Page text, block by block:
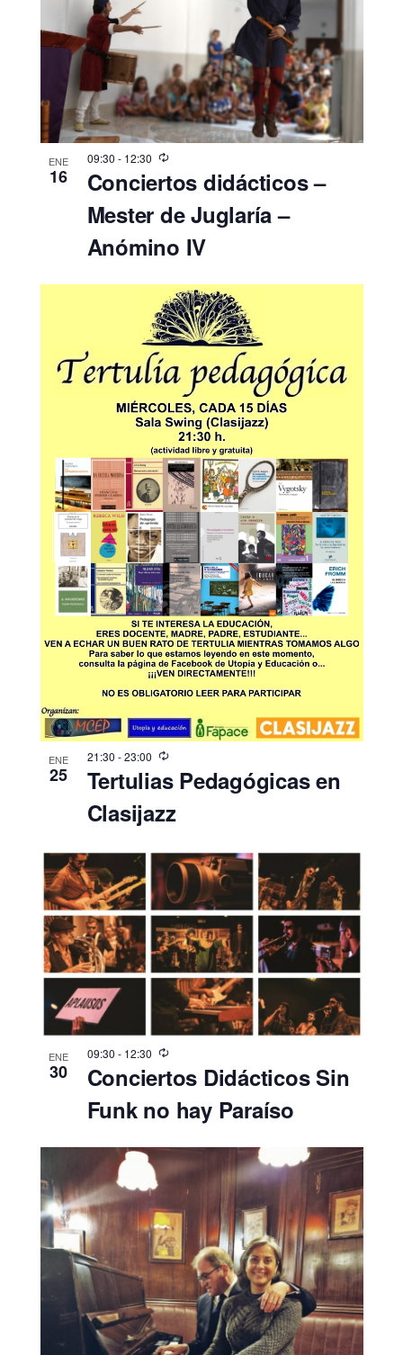
t
a
s
d
E
n
s
ENE
16
09:30 - 12:30
Conciertos didácticos –
Mester de Juglaría –
Anómino IV
ENE
25
21:30 -23:00
Tertulias Pedagógicas en
Clasijazz
ENE
30
09:30 - 12:30
Conciertos Didácticos Sin
Funk no hay Paraíso